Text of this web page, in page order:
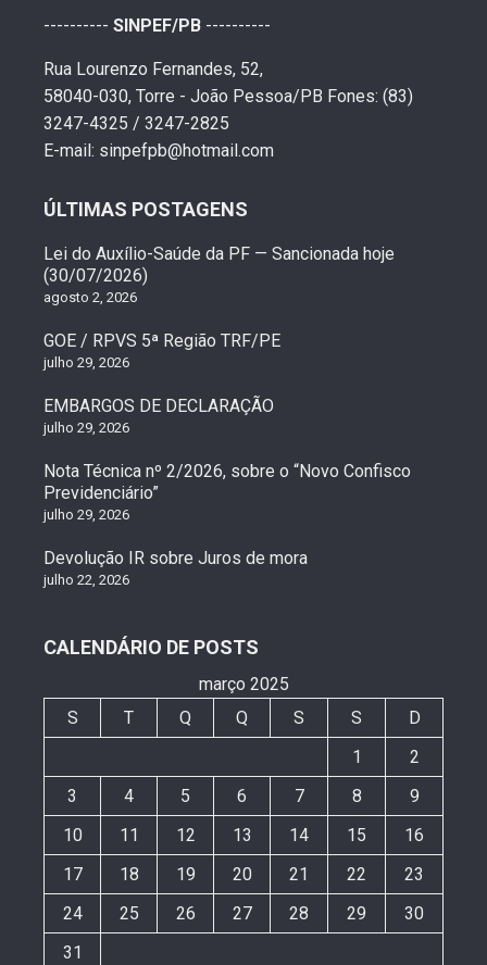
---------- SINPEF/PB ----------
Rua Lourenzo Fernandes, 52,
58040-030, Torre - João Pessoa/PB Fones: (83)
3247-4325 / 3247-2825
E-mail: sinpefpb@hotmail.com
ÚLTIMAS POSTAGENS
Lei do Auxílio-Saúde da PF — Sancionada hoje
(30/07/2026)
agosto 2, 2026
GOE / RPVS 5ª Região TRF/PE
julho 29, 2026
EMBARGOS DE DECLARAÇÃO
julho 29, 2026
Nota Técnica nº 2/2026, sobre o “Novo Confisco
Previdenciário”
julho 29, 2026
Devolução IR sobre Juros de mora
julho 22, 2026
CALENDÁRIO DE POSTS
março 2025
S
T Q Q S S
D
1
2
3
4 5 6 7 8
9
10
11 12 13 14 15
16
17
18 19 20 21 22
23
24
25 26 27 28 29
30
31